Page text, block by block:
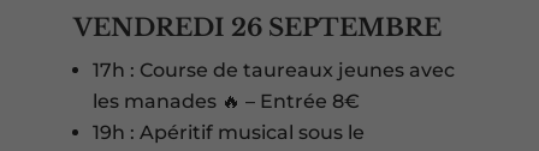
VENDREDI 26 SEPTEMBRE
17h : Course de taureaux jeunes avec
les manades 🔥 – Entrée 8€
19h : Apéritif musical sous le